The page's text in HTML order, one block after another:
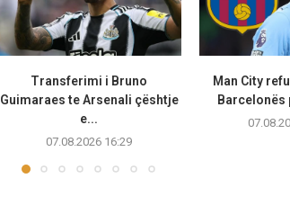
Transferimi i Bruno
Guimaraes te Arsenali çështje
e...
07.08.2026 16:29
Man City
Barcelonës